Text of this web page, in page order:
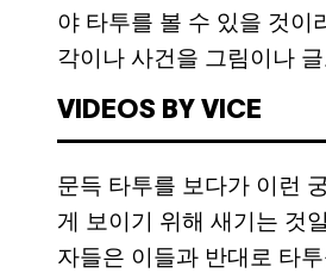
야 타투를 볼 수 있을 것이
각이나 사건을 그림이나
VIDEOS BY VICE
문득 타투를 보다가 이런
게 보이기 위해 새기는 것
자들은 이들과 반대로 타